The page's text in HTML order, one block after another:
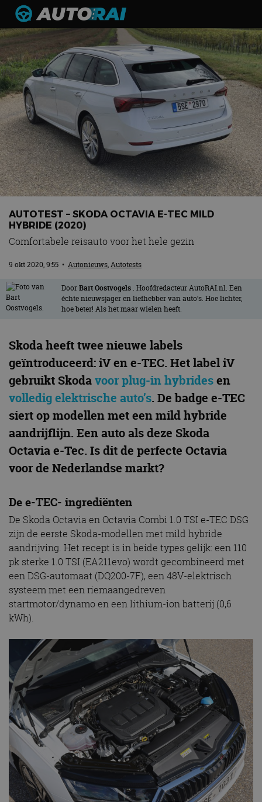
Podcast
Autotests
Automerken
Adverteren
Contact
MotorRAI.nl
AUTOTEST – SKODA OCTAVIA E-TEC MILD
HYBRIDE (2020)
Comfortabele reisauto voor het hele gezin
9 okt 2020, 9:55 • Autonieuws,Autotests
DoorBart Oostvogels . Hoofdredacteur AutoRAI.nl. Een
échte nieuwsjager en liefhebber van auto’s. Hoe lichter,
hoe beter! Als het maar wielen heeft.
Skoda heeft twee nieuwe labels
geïntroduceerd: iV en e-TEC. Het label iV
gebruikt Skodavoor plug-in hybridesen
volledig elektrische auto’s. De badge e-TEC
siert op modellen met een mild hybride
aandrijflijn. Een auto als deze Skoda
Octavia e-Tec. Is dit de perfecte Octavia
voor de Nederlandse markt?
De e-TEC- ingrediënten
De Skoda Octavia en Octavia Combi 1.0 TSI e-TEC DSG
zijn de eerste Skoda-modellen met mild hybride
aandrijving. Het recept is in beide types gelijk: een 110
pk sterke 1.0 TSI (EA211evo) wordt gecombineerd met
een DSG-automaat (DQ200-7F), een 48V-elektrisch
systeem met een riemaangedreven
startmotor/dynamo en een lithium-ion batterij (0,6
kWh).